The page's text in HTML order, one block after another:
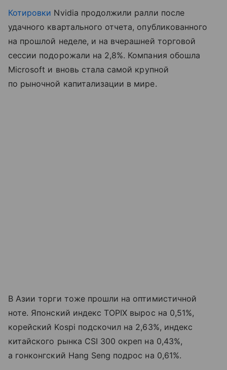
Котировки Nvidia продолжили ралли после
удачного квартального отчета, опубликованного
на прошлой неделе, и на вчерашней торговой
сессии подорожали на 2,8%. Компания обошла
Microsoft и вновь стала самой крупной
по рыночной капитализации в мире.
В Азии торги тоже прошли на оптимистичной
ноте. Японский индекс TOPIX вырос на 0,51%,
корейский Kospi подскочил на 2,63%, индекс
китайского рынка CSI 300 окреп на 0,43%,
а гонконгский Hang Seng подрос на 0,61%.